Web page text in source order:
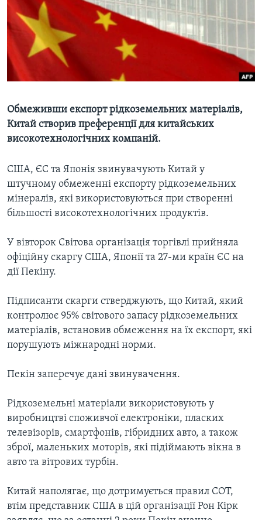
СУСПІЛЬСТВО
ЕКОНОМІКА
ІСТОРІЇ УСПІХУ УКРАЇНЦІВ
ТЕЛЕПРОГРАМИ
ЧАС-TIME
БРИФІНГ ГОЛОСУ АМЕРИКИ
ВІКНО В АМЕРИКУ
ПРАЙМ-ТАЙМ
ENGLISH
Learning English
МИ В СОЦМЕРЕЖАХ
Обмеживши експорт рідкоземельних матеріалів,
Китай створив преференції для китайських
високотехнологічних компаній.
США, ЄС та Японія звинувачують Китай у
штучному обмеженні експорту рідкоземельних
мінералів, які використовуються при створенні
більшості високотехнологічних продуктів.
У вівторок Світова організація торгівлі прийняла
офіційну скаргу США, Японії та 27-ми країн ЄС на
дії Пекіну.
Підписанти скарги стверджують, що Китай, який
контролює 95% світового запасу рідкоземельних
матеріалів, встановив обмеження на їх експорт, які
порушують міжнародні норми.
Пекін заперечує дані звинувачення.
Рідкоземельні матеріали використовують у
виробництві споживчої електроніки, пласких
телевізорів, смартфонів, гібридних авто, а також
зброї, маленьких моторів, які підіймають вікна в
авто та вітрових турбін.
Китай наполягає, що дотримується правил СОТ,
втім представник США в цій організації Рон Кірк